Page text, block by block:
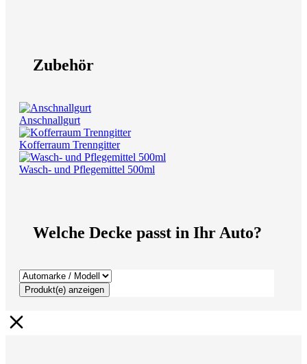
Zubehör
Anschnallgurt
Kofferraum Trenngitter
Wasch- und Pflegemittel 500ml
Welche Decke passt in Ihr Auto?
Produkt(e) anzeigen